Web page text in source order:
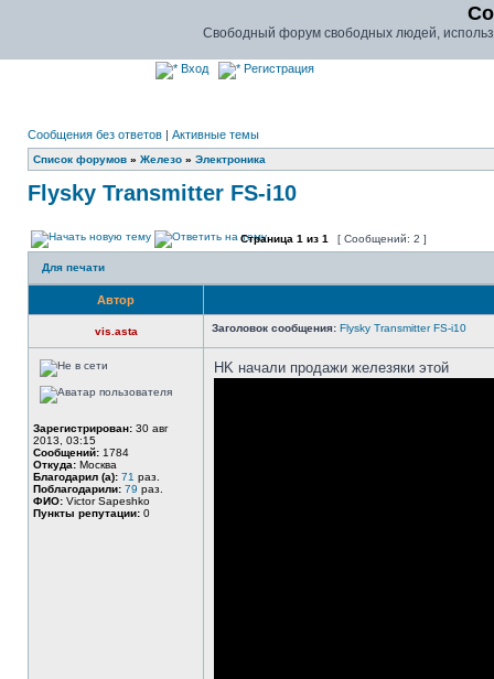
Свободный форум свободных людей,
Вход Регистрация
Сообщения без ответов | Активные темы
Список форумов » Железо » Электроника
Flysky Transmitter FS-i10
Страница 1 из 1 [ Сообщений: 2 ]
Для печати
Автор
vis.asta Заголовок сообщения: Flysky Transmitter FS-i10
Зарегистрирован: 30 авг
2013, 03:15
Сообщений: 1784
Откуда: Москва
Благодарил (а): 71 раз.
Поблагодарили: 79 раз.
ФИО: Victor Sapeshko
Пункты репутации: 0
HK начали продажи железяки этой